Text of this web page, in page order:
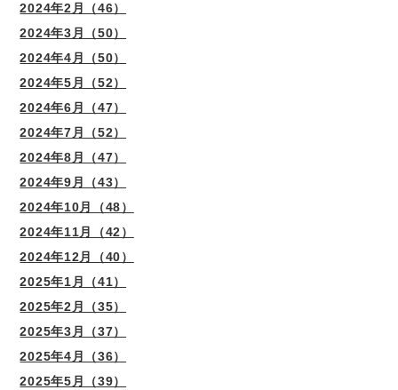
2024年2月（46）
2024年3月（50）
2024年4月（50）
2024年5月（52）
2024年6月（47）
2024年7月（52）
2024年8月（47）
2024年9月（43）
2024年10月（48）
2024年11月（42）
2024年12月（40）
2025年1月（41）
2025年2月（35）
2025年3月（37）
2025年4月（36）
2025年5月（39）